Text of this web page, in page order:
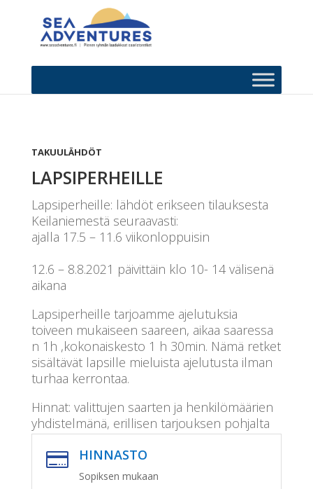
TAKUULÄHDÖT
LAPSIPERHEILLE
Lapsiperheille: lähdöt erikseen tilauksesta
Keilaniemestä seuraavasti:
ajalla 17.5 – 11.6 viikonloppuisin
12.6 – 8.8.2021 päivittäin klo 10- 14 välisenä
aikana
Lapsiperheille tarjoamme ajelutuksia
toiveen mukaiseen saareen, aikaa saaressa
n 1h ,kokonaiskesto 1 h 30min. Nämä retket
sisältävät lapsille mieluista ajelutusta ilman
turhaa kerrontaa.
Hinnat: valittujen saarten ja henkilömäärien
yhdistelmänä, erillisen tarjouksen pohjalta
 HINNASTO
Sopiksen mukaan